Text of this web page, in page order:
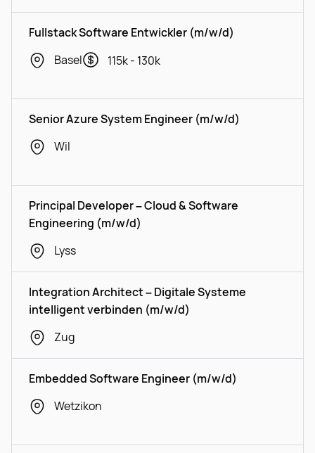
Fullstack Software Entwickler (m/w/d)
Basel
115k - 130k
Senior Azure System Engineer (m/w/d)
Wil
Principal Developer – Cloud & Software
Engineering (m/w/d)
Lyss
Integration Architect – Digitale Systeme
intelligent verbinden (m/w/d)
Zug
Embedded Software Engineer (m/w/d)
Wetzikon